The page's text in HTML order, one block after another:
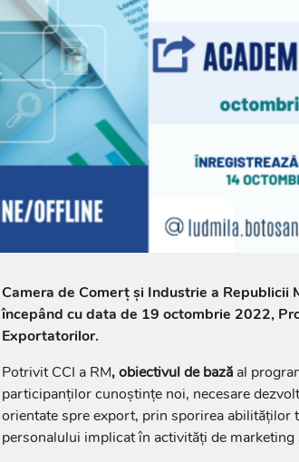
Camera de Comerț și Industrie a Republicii
începând cu data de 19 octombrie 2022,
Exportatorilor.
Potrivit CCI a RM, obiectivul de bazăal
participanților cunoștințe noi, necesare
orientate spre export, prin sporirea abilităților
personalului implicat în activități de marketing